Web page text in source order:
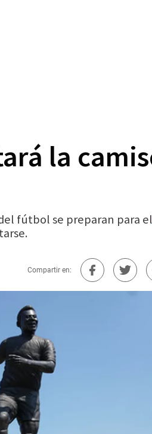
la
fútbol se preparan para el
Compartir en: